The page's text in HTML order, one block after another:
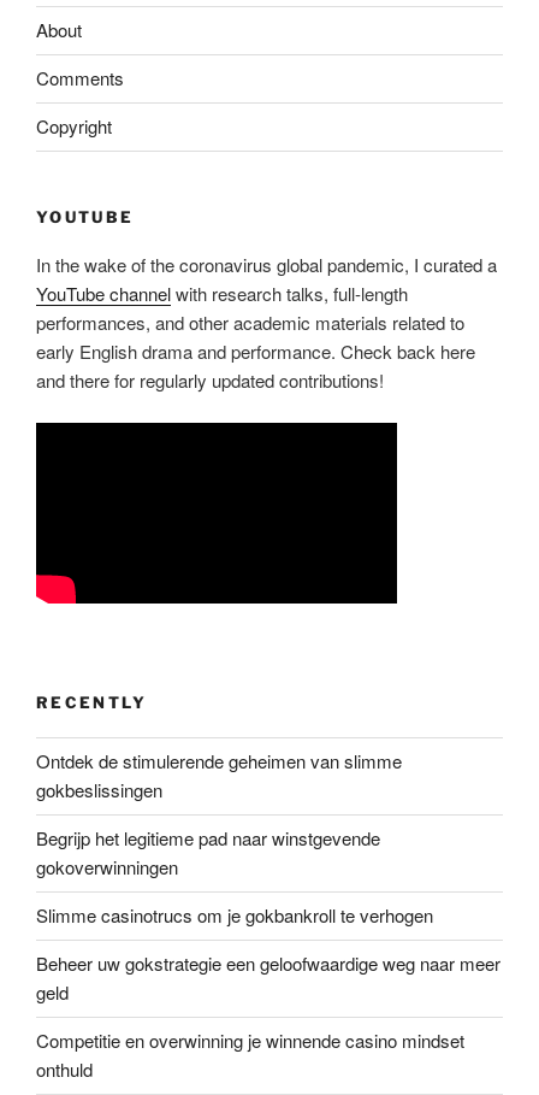
About
Comments
Copyright
YOUTUBE
In the wake of the coronavirus global pandemic, I curated a
YouTube channelwith research talks, full-length
performances, and other academic materials related to
early English drama and performance. Check back here
and there for regularly updated contributions!
RECENTLY
Ontdek de stimulerende geheimen van slimme
gokbeslissingen
Begrijp het legitieme pad naar winstgevende
gokoverwinningen
Slimme casinotrucs om je gokbankroll te verhogen
Beheer uw gokstrategie een geloofwaardige weg naar meer
geld
Competitie en overwinning je winnende casino mindset
onthuld